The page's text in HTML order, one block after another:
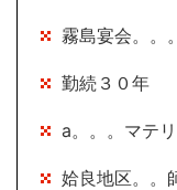
霧島宴会。。
勤続３０年
a。。。マテ
姶良地区。。